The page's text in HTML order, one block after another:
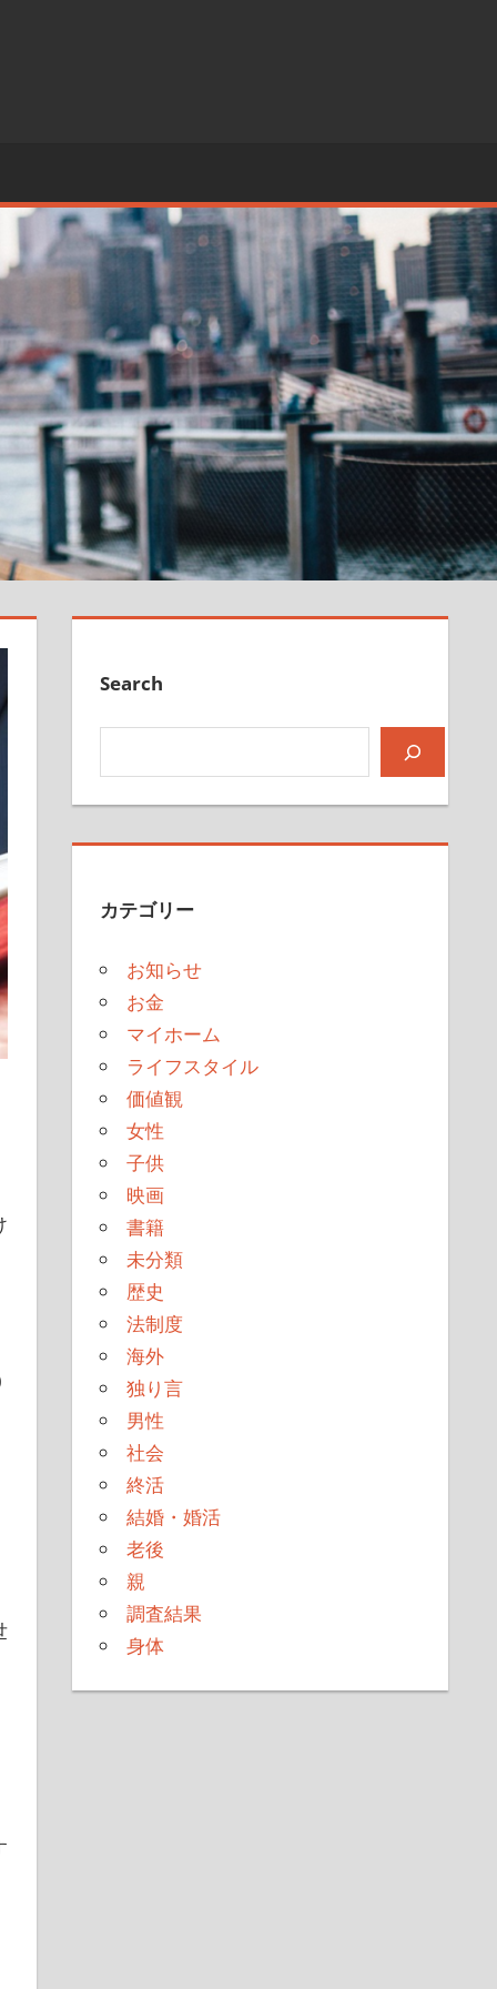
Search
カテゴリー
お知らせ
お金
マイホーム
ライフスタイル
価値観
女性
子供
映画
書籍
未分類
歴史
法制度
海外
独り言
男性
社会
終活
結婚・婚活
老後
親
調査結果
身体